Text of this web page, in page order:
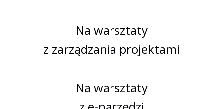
Na warsztaty
z zarządzania projektami
Na warsztaty